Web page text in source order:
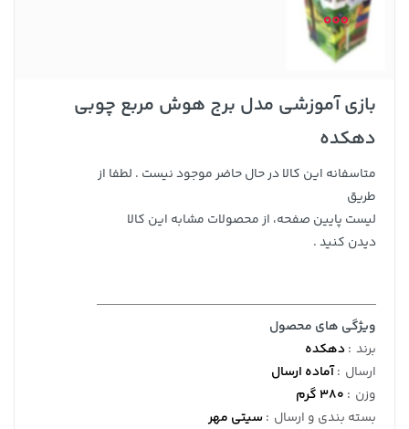
بازی آموزشی مدل برج هوش مربع چوبی
دهکده
متاسفانه این کالا در حال حاضر موجود نیست . لطفا از
طریق
لیست پایین صفحه، از محصولات مشابه این کالا
دیدن کنید .
ویژگی های محصول
برند :دهکده
ارسال :آماده ارسال
وزن : 380 گرم
بسته بندی و ارسال :سیتی مهر